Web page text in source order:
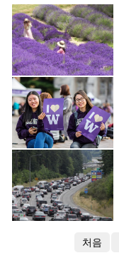
처음